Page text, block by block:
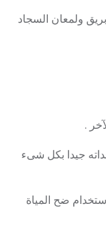
ولمعان السجاد
.
جيدا بكل شىء
ضح المياة